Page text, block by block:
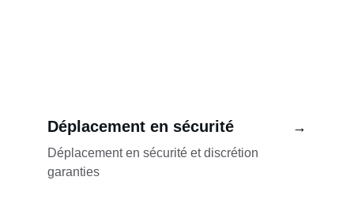
Déplacement en sécurité
Déplacement en sécurité et discrétion
garanties
→